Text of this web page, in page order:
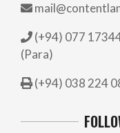
(+94) 077
(Para)
(+94) 038 224